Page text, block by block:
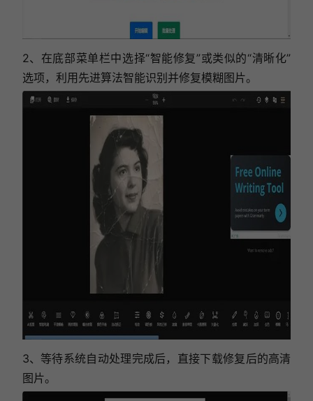
2、在底部菜单栏中选择“智能修复”或类似的“清晰化”
选项，利用先进算法智能识别并修复模糊图片。
3、等待系统自动处理完成后，直接下载修复后的高清
图片。